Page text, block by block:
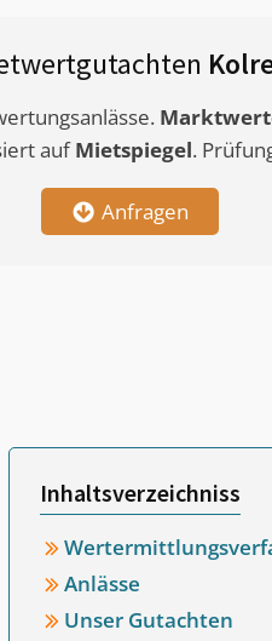
aufMietspiegel.
Anfragen
Inhaltsverzeichniss
Anlässe
Unser Gutachten